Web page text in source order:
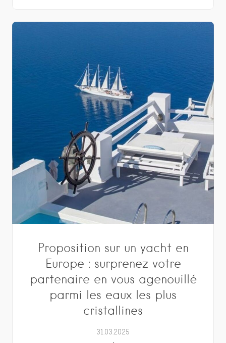
Proposition sur un yacht en
Europe : surprenez votre
partenaire en vous agenouillé
parmi les eaux les plus
cristallines
31.03.2025